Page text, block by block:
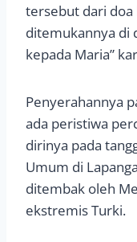
tersebut dari doa
ditemukannya di
kepada Maria”
Penyerahannya
ada peristiwa
dirinya pada
Umum di
ditembak oleh
ekstremis Turki.